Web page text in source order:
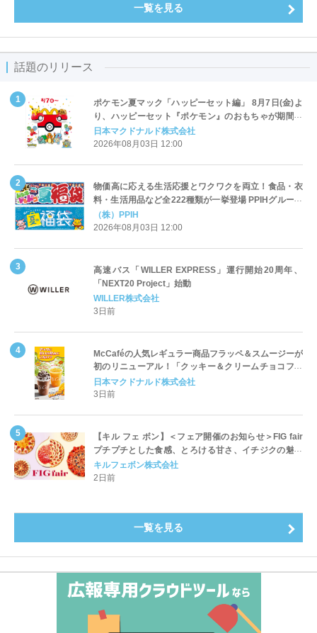
一覧を見る
話題のリリース
ポケモン夏マック「ハッピーセット編」 8月7日(金)よ
り、ハッピーセット『ポケモン』のおもちゃが期間限
定登場
日本マクドナルド株式会社
2026年08月03日 12:00
物価高に応える生活応援とワクワクを両立！食品・衣
料・生活用品など全222種類が一挙登場 PPIHグループ
「夏福袋」＆セール 8月6日(木)より順次スタート
（株）PPIH
2026年08月03日 12:00
高速バス「WILLER EXPRESS」運行開始20周年、
「NEXT20 Project」始動
WILLER株式会社
3日前
McCaféの人気レギュラー商品フラッペ＆スムージーが
初のリニューアル！「クッキー＆クリームチョコフラ
ッペ」「マンゴースムージー」8月5日（水）から販売
開始
日本マクドナルド株式会社
3日前
【キル フェ ボン】＜フェア開催のお知らせ＞FIG fair
プチプチとした食感、とろける甘さ、イチジクの魅力
をたっぷりと。新作を含め、イチジク尽くしの全4種が
登場8月20日（木）スタート
キルフェボン株式会社
2日前
一覧を見る